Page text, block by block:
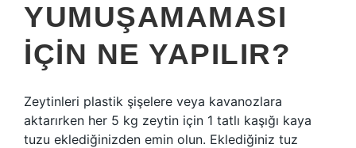
YUMUŞAMAMASI
IÇIN NE YAPILIR?
Zeytinleri plastik şişelere veya kavanozlara
aktarırken her 5 kg zeytin için 1 tatlı kaşığı kaya
tuzu eklediğinizden emin olun. Eklediğiniz tuz